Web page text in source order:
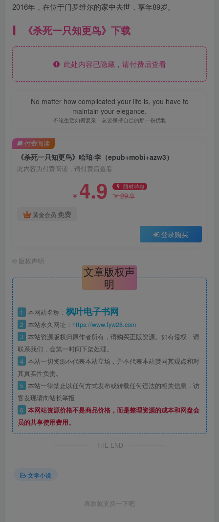
2016年，在位于门罗维尔的家中去世，享年89岁。
《杀死一只知更鸟》下载
此处内容已隐藏，请付费后查看
No matter how complicated your life is, you have to
maintain your elegance.
不论生活如何复杂，总要保持自己的那一份优雅
《杀死一只知更鸟》哈珀·李（epub+mobi+azw3）
此内容为付费阅读，请付费后查看
￥ 4.9 限时特惠
￥29.9
黄金会员 免费
登录购买
付费阅读
© 版权声明
文章版权声
明
1 本网站名称： 枫叶电子书网
2 本站永久网址： https://www.fyw28.com
3 本站资源版权归原作者所有，请购买正版资源。如有侵权，请
联系我们，会第一时间下架处理。
4 本站一切资源不代表本站立场，并不代表本站赞同其观点和对
其真实性负责。
5 本站一律禁止以任何方式发布或转载任何违法的相关信息，访
客发现请向站长举报
6 本网站资源价格不是商品价格，而是整理资源的成本和网盘会
员的共享使用费用。
THE END
文学小说
喜欢就支持一下吧